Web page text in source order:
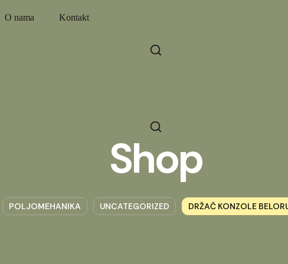
O nama
Kontakt
Shop
POLJOMEHANIKA UNCATEGORIZED DRŽAČ KONZOLE